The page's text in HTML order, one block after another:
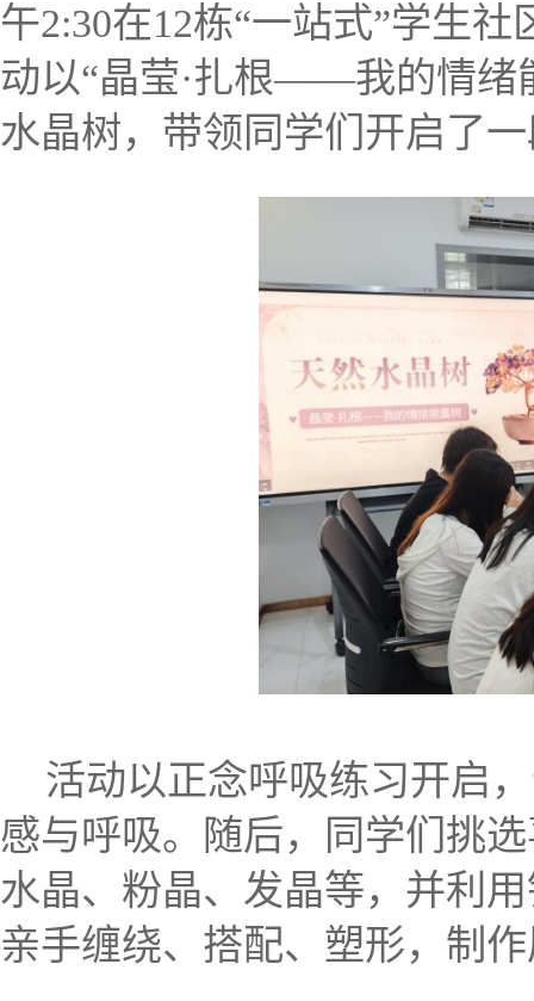
午2:30在12栋“一站式”学生社
动以“晶莹·扎根——我的情绪
水晶树，带领同学们开启了
活动以正念呼吸练习开启
感与呼吸。随后，同学们挑
水晶、粉晶、发晶等，并利
亲手缠绕、搭配、塑形，制